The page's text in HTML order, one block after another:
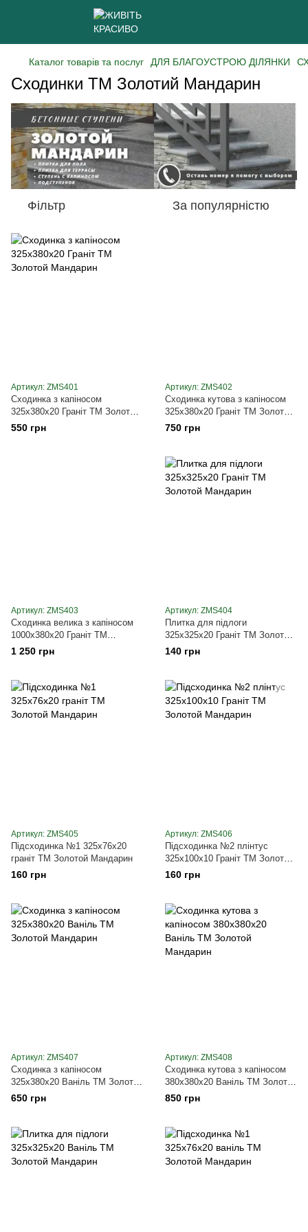
Каталог товарів та послуг ДЛЯ БЛАГОУСТРОЮ ДІЛЯНКИ
Сходинки ТМ Золотий Мандарин
Фільтр За популярністю
Артикул: ZMS401
Сходинка з капіносом
325х380х20 Граніт ТМ Золотой
Мандарин
550 грн
Артикул: ZMS402
Сходинка кутова з капіносом
325х380х20 Граніт ТМ Золотой
Мандарин
750 грн
Артикул: ZMS403
Сходинка велика з капіносом
1000х380х20 Граніт ТМ
Золотой Мандарин
1 250 грн
Артикул: ZMS404
Плитка для підлоги
325х325х20 Граніт ТМ Золотой
Мандарин
140 грн
Артикул: ZMS405
Підсходинка №1 325х76х20
граніт ТМ Золотой Мандарин
160 грн
Артикул: ZMS406
Підсходинка №2 плінтус
325х100х10 Граніт ТМ Золотой
Мандарин
160 грн
Артикул: ZMS407
Сходинка з капіносом
325х380х20 Ваніль ТМ Золотой
Мандарин
650 грн
Артикул: ZMS408
Сходинка кутова з капіносом
380х380х20 Ваніль ТМ Золотой
Мандарин
850 грн